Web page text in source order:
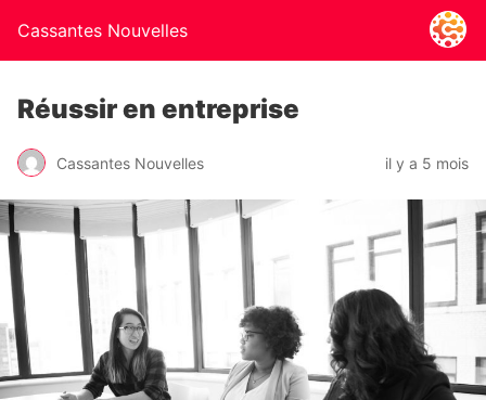
Cassantes Nouvelles
Réussir en entreprise
Cassantes Nouvelles il y a 5 mois